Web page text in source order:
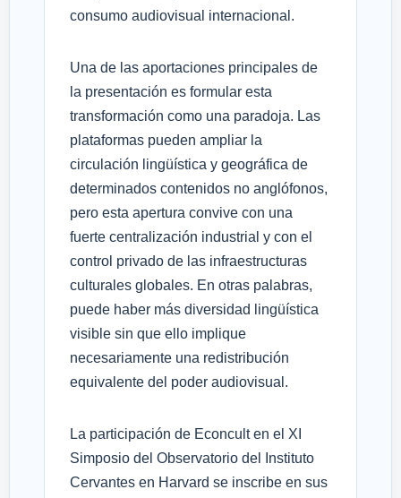
consumo audiovisual internacional.
Una de las aportaciones principales de
la presentación es formular esta
transformación como una paradoja. Las
plataformas pueden ampliar la
circulación lingüística y geográfica de
determinados contenidos no anglófonos,
pero esta apertura convive con una
fuerte centralización industrial y con el
control privado de las infraestructuras
culturales globales. En otras palabras,
puede haber más diversidad lingüística
visible sin que ello implique
necesariamente una redistribución
equivalente del poder audiovisual.
La participación de Econcult en el XI
Simposio del Observatorio del Instituto
Cervantes en Harvard se inscribe en sus